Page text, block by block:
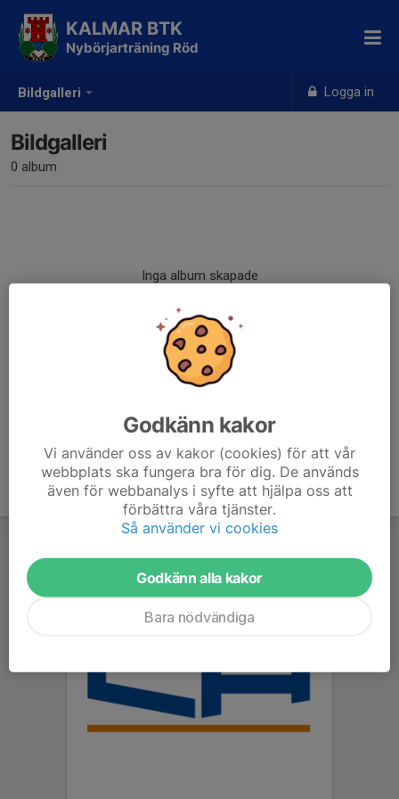
Bildgalleri Logga in
KALMAR BTK
Nybörjarträning Röd
Bildgalleri
0 album
Inga album skapade
Godkänn kakor
Vi använder oss av kakor (cookies) för att vår
webbplats ska fungera bra för dig. De används
även för webbanalys i syfte att hjälpa oss att
förbättra våra tjänster.
Så använder vi cookies
Godkänn alla kakor
Bara nödvändiga